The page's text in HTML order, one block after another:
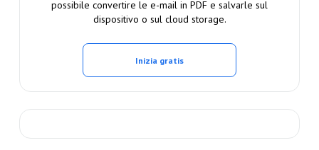
possibile convertire le e-mail in PDF e salvarle sul
dispositivo o sul cloud storage.
Inizia gratis